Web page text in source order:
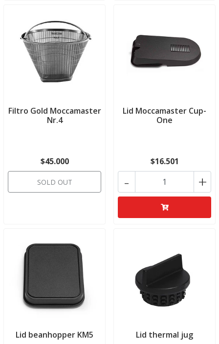
Filtro Gold Moccamaster
Nr.4
$45.000
SOLD OUT
Lid Moccamaster Cup-
One
$16.501
+
-
Lid beanhopper KM5 Lid thermal jug